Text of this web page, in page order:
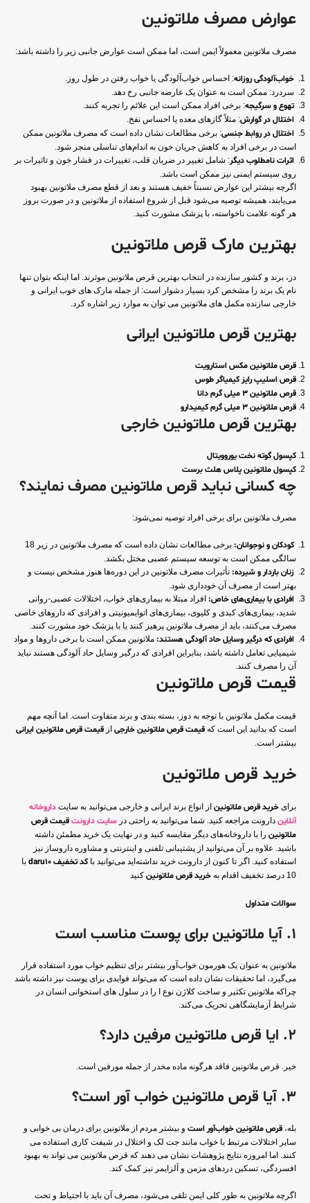
عوارض مصرف ملاتونین
مصرف ملاتونین معمولاً ایمن است، اما ممکن است عوارض جانبی زیر را داشته باشد:
خواب‌آلودگی روزانه: احساس خواب‌آلودگی یا خواب رفتن در طول روز.
سردرد: ممکن است به عنوان یک عارضه جانبی رخ دهد.
تهوع و سرگیجه: برخی افراد ممکن است این علائم را تجربه کنند.
اختلال در گوارش: مثلاً گازهای معده یا احساس نفخ.
اختلال در روابط جنسی: برخی مطالعات نشان داده است که مصرف ملاتونین ممکن
است در برخی افراد به کاهش جریان خون به اندام‌های تناسلی منجر شود.
اثرات نامطلوب دیگر: شامل تغییر در ضربان قلب، تغییرات در فشار خون و تاثیرات بر
روی سیستم ایمنی نیز ممکن است باشد.
اگرچه بیشتر این عوارض نسبتاً خفیف هستند و بعد از قطع مصرف ملاتونین بهبود
می‌یابند، همیشه توصیه می‌شود قبل از شروع استفاده از ملاتونین و در صورت بروز
هر گونه علامت ناخواسته، با پزشک مشورت کنید.
بهترین مارک قرص ملاتونین
دز، برند و کشور سازنده در انتخاب بهترین قرص ملاتونین موثرند. اما اینکه ‌بتوان تنها
نام یک برند را مشخص کرد بسیار دشوار است: از جمله مارک های خوب ایرانی و
خارجی سازنده مکمل های ملاتونین می توان به موارد زیر اشاره کرد.
بهترین قرص ملاتونین ایرانی
قرص ملاتونین مکس استارویت
قرص اسلیپ رایز کیمیاگر طوس
قرص ملاتونین 3 میلی گرم دانا
قرص ملاتونین 3 میلی گرم کیمیدارو
بهترین قرص ملاتونین خارجی
کپسول گوته نخت یوروویتال
کپسول ملاتونین پلاس هلث برست
چه کسانی نباید قرص ملاتونین مصرف نمایند؟
مصرف ملاتونین برای برخی افراد توصیه نمی‌شود:
کودکان و نوجوانان:
برخی مطالعات نشان داده است که مصرف ملاتونین در زیر 18
سالگی ممکن است به توسعه سیستم عصبی مختل بکشد.
زنان باردار و شیرده: تأثیرات مصرف ملاتونین در این دوره‌ها هنوز مشخص نیست و
بهتر است از مصرف آن خودداری شود.
افرادی با بیماری‌های خاص: افراد مبتلا به بیماری‌های خواب، اختلالات عصبی-روانی
شدید، بیماری‌های کبدی و کلیوی، بیماری‌های اتوایمیونیتی و افرادی که داروهای خاصی
مصرف می‌کنند، باید از مصرف ملاتونین پرهیز کنند یا با پزشک خود مشورت کنند.
افرادی که درگیر وسایل حاد آلودگی هستند: ملاتونین ممکن است با برخی داروها و مواد
شیمیایی تعامل داشته باشد، بنابراین افرادی که درگیر وسایل حاد آلودگی هستند نباید
آن را مصرف کنند.
قیمت قرص ملاتونین
قیمت مکمل ملاتونین با توجه به دوز، بسته بندی و برند متفاوت است. اما آنچه مهم
است که بدانید این است که قیمت قرص ملاتونین خارجی از قیمت قرص ملاتونین ایرانی
بیشتر است.
خرید قرص ملاتونین
برای خرید قرص ملاتونین از انواع برند ایرانی و خارجی می‌توانید به سایت داروخانه
آنلاین دارونت مراجعه کنید. شما می‌توانید به راحتی در سایت دارونتقیمت قرص
ملاتونین را با داروخانه‌های دیگر مقایسه کنید و در نهایت یک خرید مطمئن داشته
باشید. علاوه بر آن می‌توانید از پشتیبانی تلفنی و اینترنتی و مشاوره داروساز نیز
استفاده کنید. اگر تا کنون از دارونت خرید نداشته‌اید می‌توانید با کد تخفیف daru10
با
10 درصد تخفیف اقدام به
خرید قرص ملاتونین کنید
سوالات متداول
1. آیا ملاتونین برای پوست مناسب است
ملاتونین به عنوان یک هورمون خواب‌آور بیشتر برای تنظیم خواب مورد استفاده قرار
می‌گیرد، اما تحقیقات نشان داده است که می‌تواند فوایدی برای پوست نیز داشته باشد
چراکه ملاتونین تکثیر و ساخت کلاژن نوع I را در سلول های استخوانی انسان در
شرایط آزمایشگاهی تحریک می‌کند.
2. ایا قرص ملاتونین مرفین دارد؟
خیر. قرص ملاتونین فاقد هرگونه ماده مخدر از جمله مورفین است.
3. آیا قرص ملاتونین خواب آور است؟
بله، قرص ملاتونین خواب‌آور است و بیشتر مردم از ملاتونین برای درمان بی خوابی و
سایر اختلالات مرتبط با خواب مانند جت لک و اختلال در شیفت کاری استفاده می
کنند. اما امروزه نتایج پژوهشات نشان می دهند که قرص ملاتونین می تواند به بهبود
افسردگی، تسکین دردهای مزمن و آلزایمر نیز کمک کند.
اگرچه ملاتونین به طور کلی ایمن تلقی می‌شود، مصرف آن باید با احتیاط و تحت